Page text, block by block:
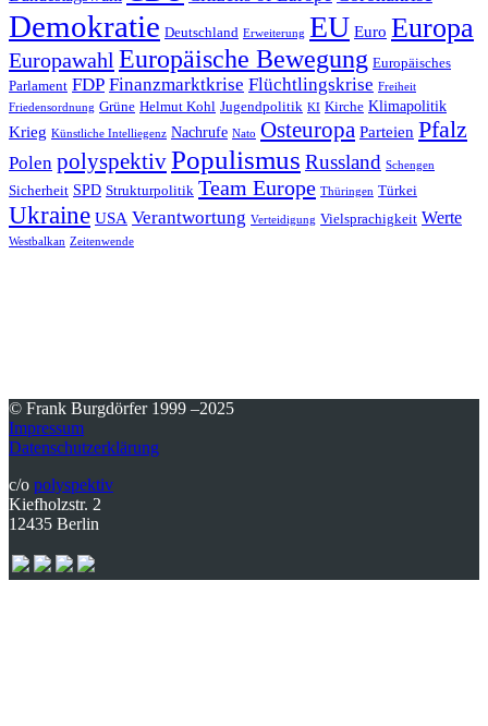
Demokratie Deutschland Erweiterung EU Euro Europa
Europawahl Europäische Bewegung Europäisches
Parlament FDP Finanzmarktkrise Flüchtlingskrise Freiheit
Friedensordnung Grüne Helmut Kohl Jugendpolitik KI Kirche Klimapolitik
Krieg Künstliche Intelliegenz Nachrufe Nato Osteuropa Parteien Pfalz
Polen polyspektivPopulismus Russland Schengen
Sicherheit SPD Strukturpolitik Team Europe Thüringen Türkei
Ukraine USA Verantwortung Verteidigung Vielsprachigkeit Werte
Westbalkan Zeitenwende
© Frank Burgdörfer 1999 –2025
Impressum
Datenschutzerklärung
c/o polyspektiv
Kiefholzstr. 2
12435 Berlin